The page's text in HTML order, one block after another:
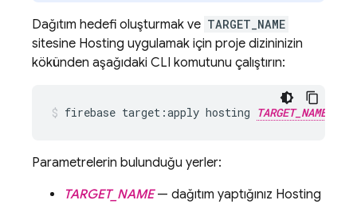
Dağıtım hedefi oluşturmak ve TARGET_NAME
sitesine Hosting uygulamak için proje dizininizin
kökünden aşağıdaki CLI komutunu çalıştırın:
firebase target:apply hosting TARGET_NAME
Parametrelerin bulunduğu yerler:
TARGET_NAME— dağıtım yaptığınız Hosting